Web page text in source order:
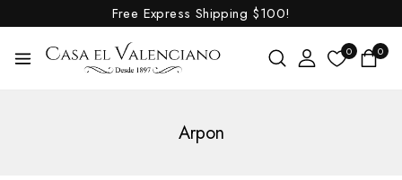
Free Express Shipping $100!
0 0
Arpon
Cubrecolas
Cuchillas